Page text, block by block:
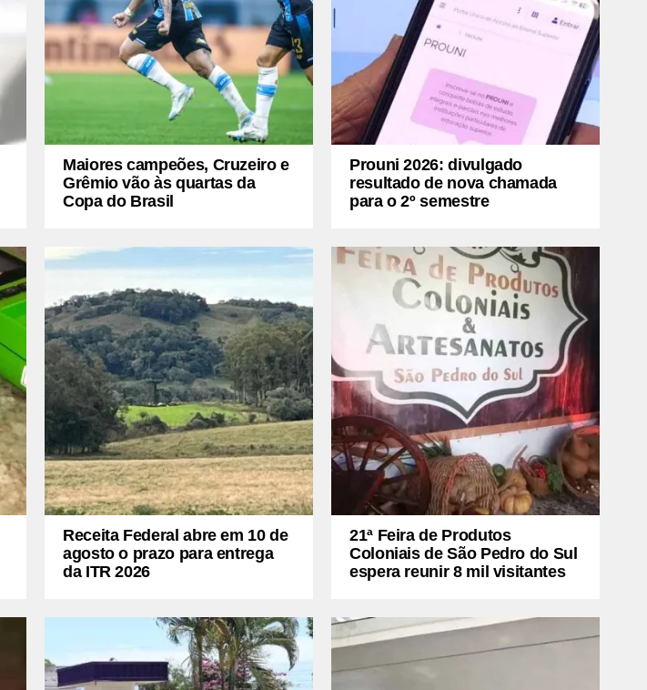
Maiores campeões, Cruzeiro e
Grêmio vão às quartas da
Copa do Brasil
Prouni 2026: divulgado
resultado de nova chamada
para o 2º semestre
Receita Federal abre em 10 de
agosto o prazo para entrega
da ITR 2026
21ª Feira de Produtos
Coloniais de São Pedro do Sul
espera reunir 8 mil visitantes